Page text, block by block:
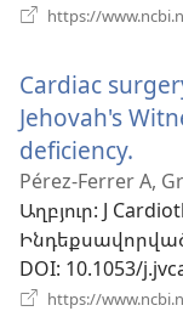
https://
Cardiac
Jehovah's
deficiency.
է
նոր
Pérez-Ferrer A,
Աղբյուր‎: J
DOI‎: 10.1053/
https://